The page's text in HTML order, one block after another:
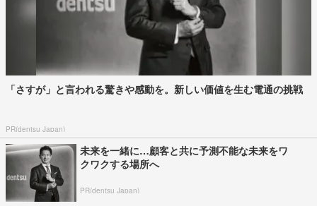
「さすが」と言われる驚きや感動を。新しい価値を生む電通の挑戦
PR(dentsu Japan)
未来を一緒に…顧客と共に予測不能な未来をワ
クワクする場所へ
PR(dentsu Japan)